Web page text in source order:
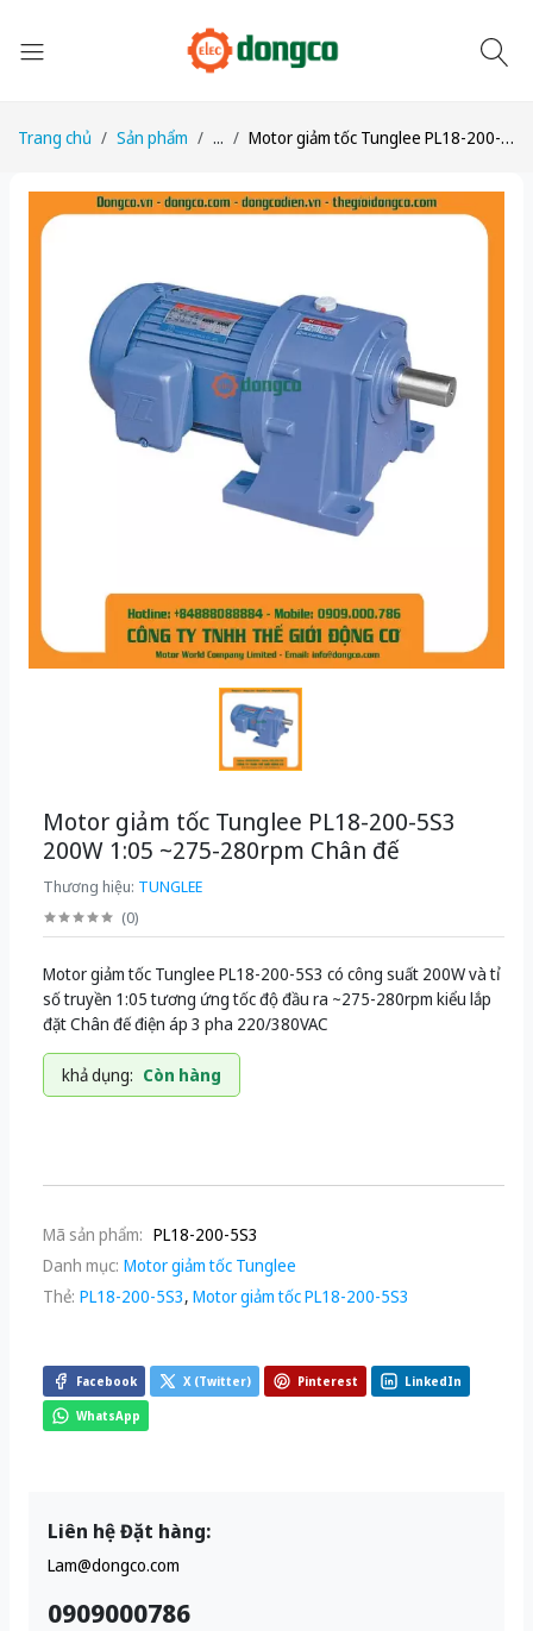
Trang chủ Sản phẩm ... Motor giảm tốc Tunglee PL18-200-5S3 200W 1:05 ~275-280rpm Chân đế
Motor giảm tốc Tunglee PL18-200-5S3
200W 1:05 ~275-280rpm Chân đế
Thương hiệu: TUNGLEE
(0)
Motor giảm tốc Tunglee PL18-200-5S3 có công suất 200W và tỉ
số truyền 1:05 tương ứng tốc độ đầu ra ~275-280rpm kiểu lắp
đặt Chân đế điện áp 3 pha 220/380VAC
khả dụng: Còn hàng
Mã sản phẩm: PL18-200-5S3
Danh mục: Motor giảm tốc Tunglee
Thẻ: PL18-200-5S3, Motor giảm tốc PL18-200-5S3
Facebook X (Twitter) Pinterest LinkedIn
WhatsApp
Liên hệ Đặt hàng:
Lam@dongco.com
0909000786